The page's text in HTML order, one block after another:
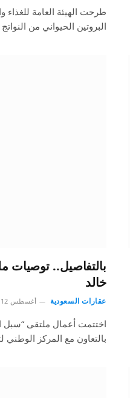
طرحت الهيئة العامة للغذاء
البروتين الحيواني من
بالتفاصيل.. توصيات
خالد
عقارات السعودية أغسطس 12, 2024
اختتمت أعمال ملتقى “سبل
بالتعاون مع المركز الوطني